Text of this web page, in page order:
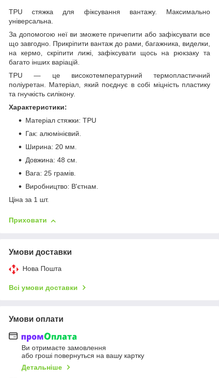
TPU стяжка для фіксування вантажу. Максимально
універсальна.
За допомогою неї ви зможете причепити або зафіксувати все
що завгодно. Прикріпити вантаж до рами, багажника, виделки,
на кермо, скріпити лижі, зафіксувати щось на рюкзаку та
багато інших варіацій.
TPU — це високотемпературний термопластичний
поліуретан. Матеріал, який поєднує в собі міцність пластику
та гнучкість силікону.
Характеристики:
Матеріал стяжки: TPU
Гак: алюмінієвий.
Ширина: 20 мм.
Довжина: 48 см.
Вага: 25 грамів.
Виробництво: В'єтнам.
Ціна за 1 шт.
Приховати
Умови доставки
Нова Пошта
Всі умови доставки
Умови оплати
Ви отримаєте замовлення
або гроші повернуться на вашу картку
Детальніше